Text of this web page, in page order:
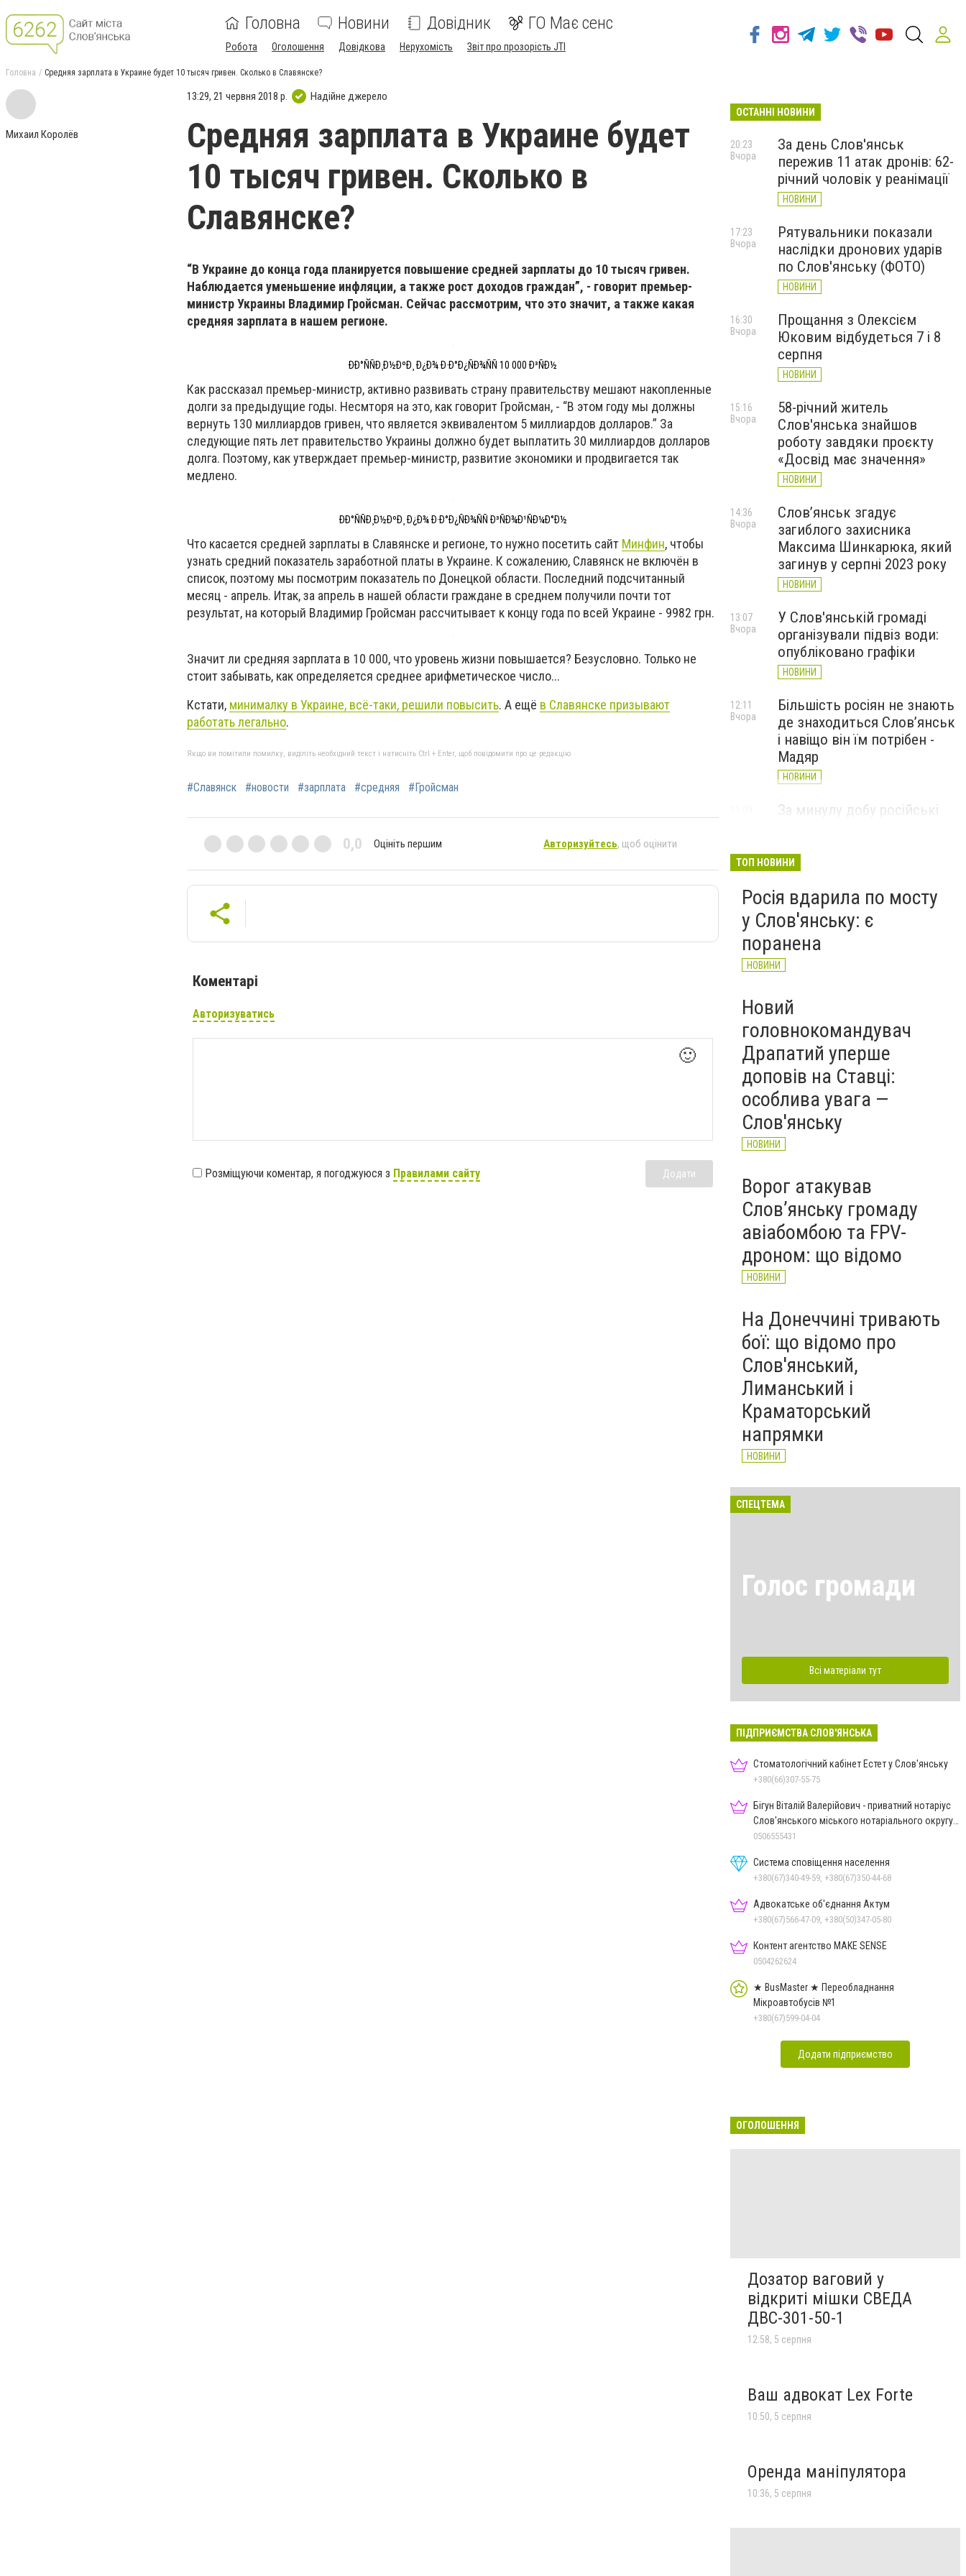
Головна Новини Довідник ГО Має сенс
Робота Оголошення Довідкова Нерухомість Звіт про прозорість JTI
Головна Средняя зарплата в Украине будет 10 тысяч гривен. Сколько в Славянске?
Михаил Королёв
13:29, 21 червня 2018 р. Надійне джерело
Средняя зарплата в Украине будет
10 тысяч гривен. Сколько в
Славянске?
“В Украине до конца года планируется повышение средней зарплаты до 10 тысяч гривен.
Наблюдается уменьшение инфляции, а также рост доходов граждан”, - говорит премьер-
министр Украины Владимир Гройсман. Сейчас рассмотрим, что это значит, а также какая
средняя зарплата в нашем регионе.
ÐÐ°ÑÑÐ¸Ð½ÐºÐ¸ Ð¿Ð¾ Ð·Ð°Ð¿ÑÐ¾ÑÑ 10 000 Ð³ÑÐ½
Как рассказал премьер-министр, активно развивать страну правительству мешают накопленные
долги за предыдущие годы. Несмторя на это, как говорит Гройсман, - “В этом году мы должны
вернуть 130 миллиардов гривен, что является эквивалентом 5 миллиардов долларов.” За
следующие пять лет правительство Украины должно будет выплатить 30 миллиардов долларов
долга. Поэтому, как утверждает премьер-министр, развитие экономики и продвигается так
медлено.
ÐÐ°ÑÑÐ¸Ð½ÐºÐ¸ Ð¿Ð¾ Ð·Ð°Ð¿ÑÐ¾ÑÑ Ð³ÑÐ¾Ð¹ÑÐ¼Ð°Ð½
Что касается средней зарплаты в Славянске и регионе, то нужно посетить сайт Минфин, чтобы
узнать средний показатель заработной платы в Украине. К сожалению, Славянск не включён в
список, поэтому мы посмотрим показатель по Донецкой области. Последний подсчитанный
месяц - апрель. Итак, за апрель в нашей области граждане в среднем получили почти тот
результат, на который Владимир Гройсман рассчитывает к концу года по всей Украине - 9982 грн.
Значит ли средняя зарплата в 10 000, что уровень жизни повышается? Безусловно. Только не
стоит забывать, как определяется среднее арифметическое число...
Кстати, минималку в Украине, всё-таки, решили повысить. А ещё в Славянске призывают
работать легально.
Якщо ви помітили помилку, виділіть необхідний текст і натисніть Ctrl + Enter, щоб повідомити про це редакцію
#Славянск #новости #зарплата #средняя #Гройсман
0,0 Оцініть першим Авторизуйтесь, щоб оцінити
Коментарі
Авторизуватись
🙂
Розміщуючи коментар, я погоджуюся з Правилами сайту Додати
ОСТАННІ НОВИНИ
За день Слов'янськ
пережив 11 атак дронів: 62-
річний чоловік у реанімації
НОВИНИ
20:23
Вчора
Рятувальники показали
наслідки дронових ударів
по Слов'янську (ФОТО)
НОВИНИ
17:23
Вчора
Прощання з Олексієм
Юковим відбудеться 7 і 8
серпня
НОВИНИ
16:30
Вчора
58-річний житель
Слов'янська знайшов
роботу завдяки проєкту
«Досвід має значення»
НОВИНИ
15:16
Вчора
Слов’янськ згадує
загиблого захисника
Максима Шинкарюка, який
загинув у серпні 2023 року
НОВИНИ
14:36
Вчора
У Слов'янській громаді
організували підвіз води:
опубліковано графіки
НОВИНИ
13:07
Вчора
Більшість росіян не знають
де знаходиться Слов’янськ
і навіщо він їм потрібен -
Мадяр
НОВИНИ
12:11
Вчора
За минулу добу російські
великої війни: 6 серпня
ТОП НОВИНИ
Росія вдарила по мосту
у Слов'янську: є
поранена
НОВИНИ
Новий
головнокомандувач
Драпатий уперше
доповів на Ставці:
особлива увага —
Слов'янську
НОВИНИ
Ворог атакував
Слов’янську громаду
авіабомбою та FPV-
дроном: що відомо
НОВИНИ
На Донеччині тривають
бої: що відомо про
Слов'янський,
Лиманський і
Краматорський
напрямки
НОВИНИ
СПЕЦТЕМА
Голос громади
Всі матеріали тут
ПІДПРИЄМСТВА СЛОВ'ЯНСЬКА
Стоматологічний кабінет Естет у Слов'янську
+380(66)307-55-75
Бігун Віталій Валерійович - приватний нотаріус
Слов'янського міського нотаріального округу
Дон.обл.
0506555431
Система сповіщення населення
+380(67)340-49-59, +380(67)350-44-68
Адвокатське об'єднання Актум
+380(67)566-47-09, +380(50)347-05-80
Контент агентство MAKE SENSE
0504262624
★ BusMaster ★ Переобладнання
Мікроавтобусів №1
+380(67)599-04-04
Додати підприємство
ОГОЛОШЕННЯ
Дозатор ваговий у
відкриті мішки СВЕДА
ДВС-301-50-1
12:58, 5 серпня
Ваш адвокат Lex Forte
10:50, 5 серпня
Оренда маніпулятора
10:36, 5 серпня